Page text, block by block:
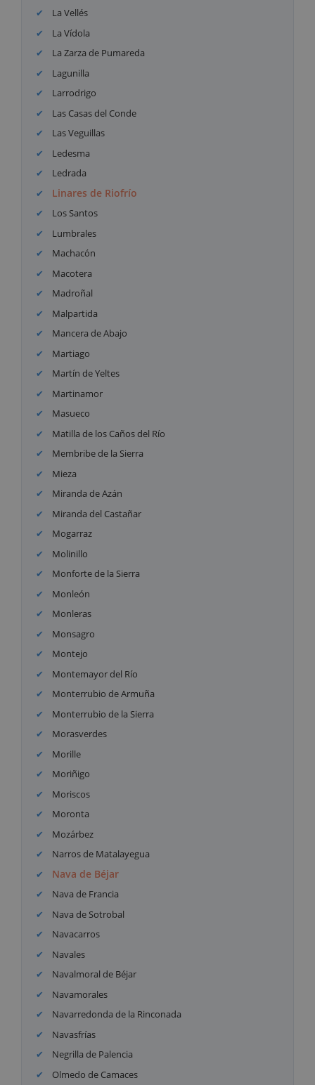
La Vellés
La Vídola
La Zarza de Pumareda
Lagunilla
Larrodrigo
Las Casas del Conde
Las Veguillas
Ledesma
Ledrada
Linares de Riofrío
Los Santos
Lumbrales
Machacón
Macotera
Madroñal
Malpartida
Mancera de Abajo
Martiago
Martín de Yeltes
Martinamor
Masueco
Matilla de los Caños del Río
Membribe de la Sierra
Mieza
Miranda de Azán
Miranda del Castañar
Mogarraz
Molinillo
Monforte de la Sierra
Monleón
Monleras
Monsagro
Montejo
Montemayor del Río
Monterrubio de Armuña
Monterrubio de la Sierra
Morasverdes
Morille
Moriñigo
Moriscos
Moronta
Mozárbez
Narros de Matalayegua
Nava de Béjar
Nava de Francia
Nava de Sotrobal
Navacarros
Navales
Navalmoral de Béjar
Navamorales
Navarredonda de la Rinconada
Navasfrías
Negrilla de Palencia
Olmedo de Camaces